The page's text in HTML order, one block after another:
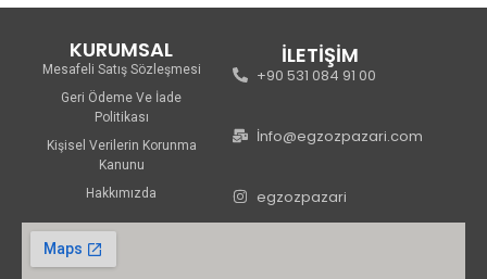
KURUMSAL
Mesafeli Satış Sözleşmesi
Geri Ödeme Ve İade
Politikası
Kişisel Verilerin Korunma
Kanunu
Hakkımızda
İLETİŞİM
+90 531 084 91 00
İnfo@egzozpazari.com
egzozpazari